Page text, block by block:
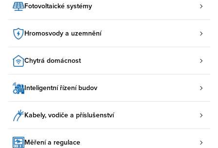
Fotovoltaické systémy
Hromosvody a uzemnění
Chytrá domácnost
Inteligentní řízení budov
Kabely, vodiče a příslušenství
Měření a regulace